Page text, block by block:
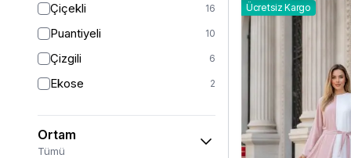
Peluş 2
Çiçekli 16
Puantiyeli 10
Çizgili 6
Ekose 2
Ortam
Tümü
Ücretsiz Kargo